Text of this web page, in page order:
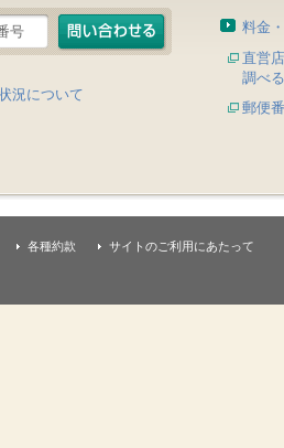
況について
料金
直営
調べる
郵便
各種約款 サイトのご利用にあたって